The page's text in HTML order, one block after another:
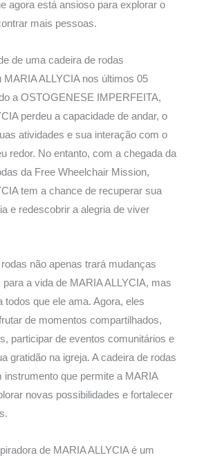
agora está ansioso para explorar o
mais pessoas.
de uma cadeira de rodas
MARIA ALLYCIA nos últimos 05
a OSTOGENESE IMPERFEITA,
perdeu a capacidade de andar, o
atividades e sua interação com o
redor. No entanto, com a chegada da
da Free Wheelchair Mission,
tem a chance de recuperar sua
e redescobrir a alegria de viver
não apenas trará mudanças
a vida de MARIA ALLYCIA, mas
todos que ele ama. Agora, eles
de momentos compartilhados,
participar de eventos comunitários e
gratidão na igreja. A cadeira de rodas
instrumento que permite a MARIA
novas possibilidades e fortalecer
de MARIA ALLYCIA é um